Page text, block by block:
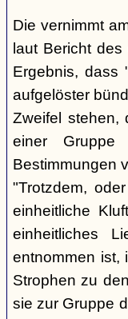
Die vernimmt
laut Bericht
Ergebnis, dass
aufgelöster
Zweifel stehen,
einer Gruppe
Bestimmungen
"Trotzdem,
einheitliche
einheitliches
entnommen ist,
Strophen zu
sie zur Gruppe